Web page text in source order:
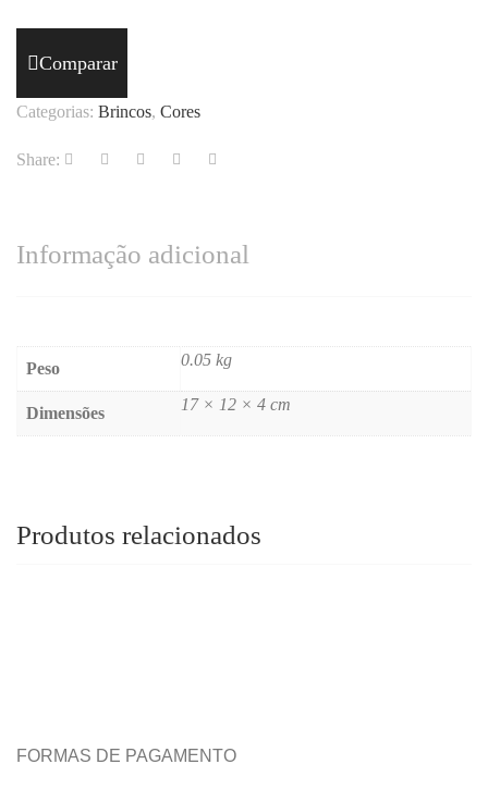
Comparar
Categorias: Brincos, Cores
Share:
Informação adicional
Peso 0.05 kg
Dimensões 17 × 12 × 4 cm
Produtos relacionados
FORMAS DE PAGAMENTO